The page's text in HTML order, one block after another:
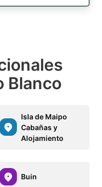
Blanco
Isla de Maipo
Cabañas y
Alojamiento
Buin